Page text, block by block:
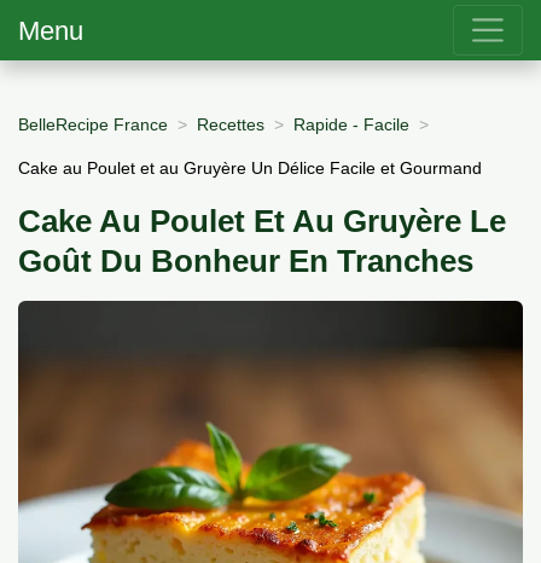
Menu
BelleRecipe France Recettes Rapide - Facile
Cake au Poulet et au Gruyère Un Délice Facile et Gourmand
Cake Au Poulet Et Au Gruyère Le
Goût Du Bonheur En Tranches